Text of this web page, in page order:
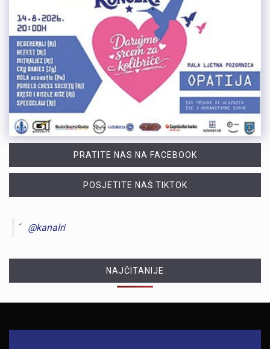
PRATITE NAS NA FACEBOOK
POSJETITE NAŠ TIKTOK
@kanalri
NAJČITANIJE